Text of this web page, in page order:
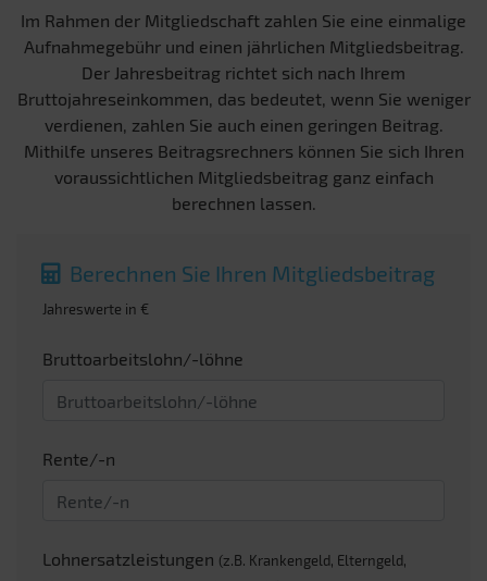
Im Rahmen der Mitgliedschaft zahlen Sie eine einmalige
Aufnahmegebühr und einen jährlichen Mitgliedsbeitrag.
Der Jahresbeitrag richtet sich nach Ihrem
Bruttojahreseinkommen, das bedeutet, wenn Sie weniger
verdienen, zahlen Sie auch einen geringen Beitrag.
Mithilfe unseres Beitragsrechners können Sie sich Ihren
voraussichtlichen Mitgliedsbeitrag ganz einfach
berechnen lassen.
Berechnen Sie Ihren Mitgliedsbeitrag
Jahreswerte in €
Bruttoarbeitslohn/-löhne
Rente/-n
Lohnersatzleistungen (z.B. Krankengeld, Elterngeld,